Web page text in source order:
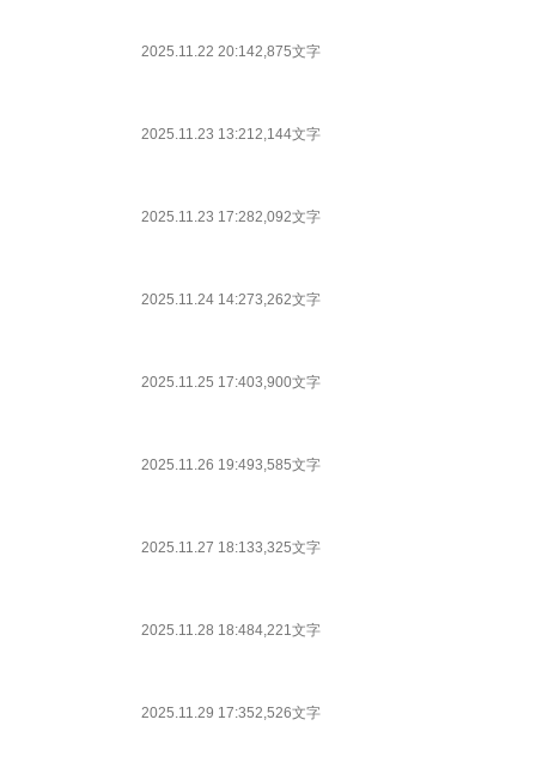
2025.11.22 20:142,875文字
2025.11.23 13:212,144文字
2025.11.23 17:282,092文字
2025.11.24 14:273,262文字
2025.11.25 17:403,900文字
2025.11.26 19:493,585文字
2025.11.27 18:133,325文字
2025.11.28 18:484,221文字
2025.11.29 17:352,526文字